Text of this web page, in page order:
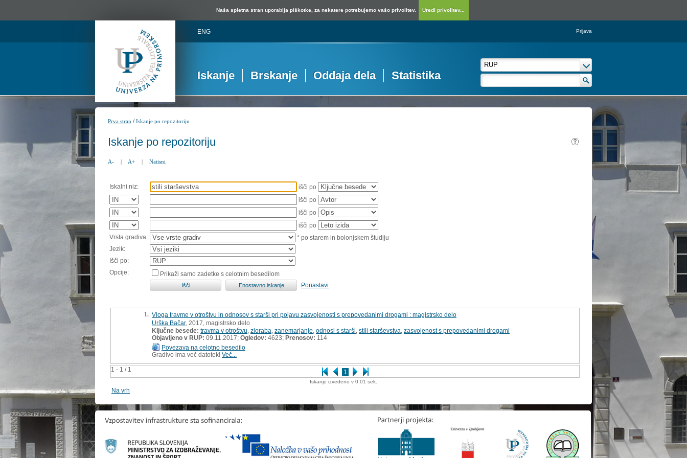
Naša spletna stran uporablja piškotke, za nekatere potrebujemo vašo privolitev. Uredi privolitev...
ENG Prijava
Iskanje Brskanje Oddaja dela Statistika
Prva stran /Iskanje po repozitoriju
Iskanje po repozitoriju
A- | A+ | Natisni
Iskalni niz:
išči po
išči po
išči po
išči po
Vrsta gradiva:
* po starem in bolonjskem študiju
Jezik:
Išči po:
Opcije:
Prikaži samo zadetke s celotnim besedilom
Ponastavi
1 - 1 / 1 1
1. Vloga travme v otroštvu in odnosov s starši pri pojavu zasvojenosti s prepovedanimi drogami : magistrsko delo
Urška Bačar, 2017, magistrsko delo
Ključne besede: travma v otroštvu zloraba zanemarjanje odnosi s starši stili starševstva zasvojenost s prepovedanimi drogami
Objavljeno v RUP: 09.11.2017; Ogledov: 4623; Prenosov: 114
Povezava na celotno besedilo
Gradivo ima več datotek! Več...
Iskanje izvedeno v 0.01 sek.
Na vrh